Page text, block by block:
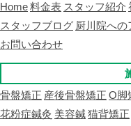
Home料金表 スタッフ紹介
スタッフブログ 厨川院への
お問い合わせ
骨盤矯正 産後骨盤矯正 O脚
花粉症鍼灸 美容鍼猫背矯正